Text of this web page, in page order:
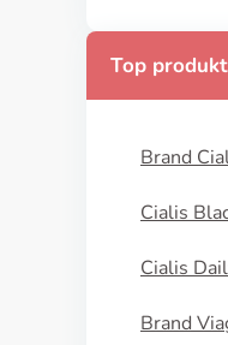
Top
Brand
Cialis
Cialis
Brand